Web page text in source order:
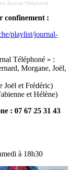
Journal Téléphoné
confinement :
playlist/journal-
Téléphoné » :
Morgane, Joël,
Joël et Frédéric)
et Hélène)
: 07 67 25 31 43
à 18h30